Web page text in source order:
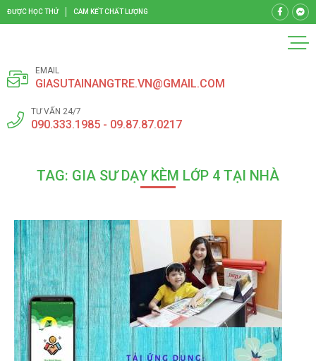
ĐƯỢC HỌC THỬ CAM KẾT CHẤT LƯỢNG
EMAIL
GIASUTAINANGTRE.VN@GMAIL.COM
TƯ VẤN 24/7
090.333.1985 - 09.87.87.0217
TAG: GIA SƯ DẠY KÈM LỚP 4 TẠI NHÀ